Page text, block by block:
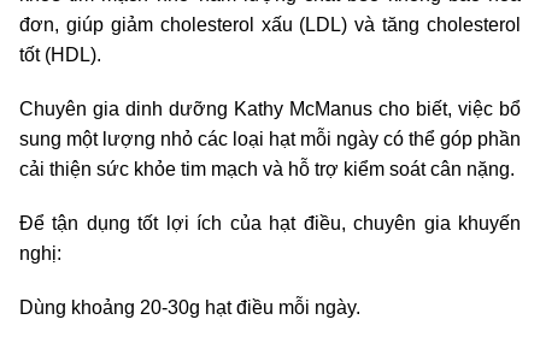
đơn, giúp giảm cholesterol xấu (LDL) và tăng cholesterol
tốt (HDL).
Chuyên gia dinh dưỡng Kathy McManus cho biết, việc bổ
sung một lượng nhỏ các loại hạt mỗi ngày có thể góp phần
cải thiện sức khỏe tim mạch và hỗ trợ kiểm soát cân nặng.
Để tận dụng tốt lợi ích của hạt điều, chuyên gia khuyến
nghị:
Dùng khoảng 20-30g hạt điều mỗi ngày.